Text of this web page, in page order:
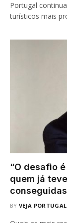
Portugal
turísticos mais
“O desafio
quem já
BY VEJA PORTUGAL